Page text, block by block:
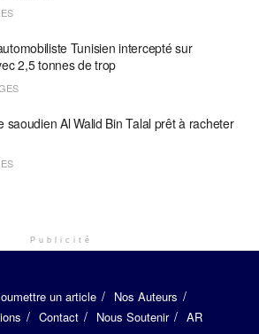
Tunisien intercepté sur
2,5 tonnes de trop
saoudien Al Walid Bin Talal prêt à racheter
Publicité
un article
Nos Auteurs
Contact Nous Soutenir AR